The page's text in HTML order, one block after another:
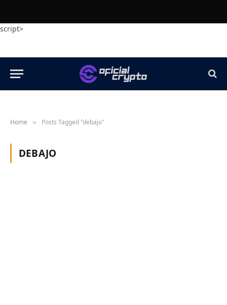
script>
Home » Posts Tagged "debajo"
DEBAJO